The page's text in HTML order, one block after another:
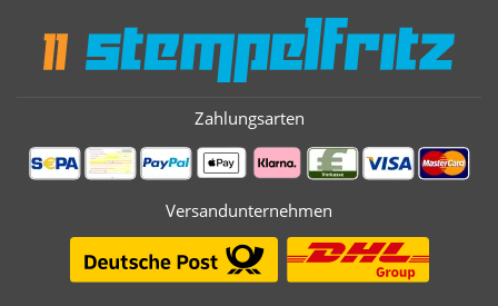
Zahlungsarten
Versandunternehmen